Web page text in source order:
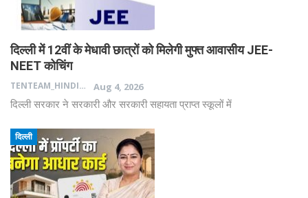
दिल्ली में 12वीं के मेधावी छात्रों को मिलेगी मुफ्त आवासीय JEE-
NEET कोचिंग
TENTEAM_HINDI
Aug 4, 2026
दिल्ली सरकार ने सरकारी और सरकारी सहायता प्राप्त स्कूलों में
दिल्ली